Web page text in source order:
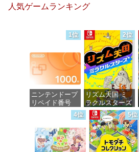
人気ゲームランキング
1位
ニンテンドープ
リペイド番号
1000円|オンラ
価格：¥1,000
2位
リズム天国 ミ
ラクルスターズ
-Switch
価格：¥5,645
4位 5位